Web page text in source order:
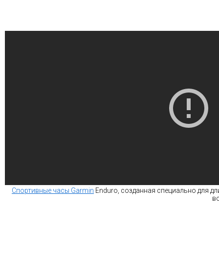
Спортивные часы Garmin Enduro, созданная специально для